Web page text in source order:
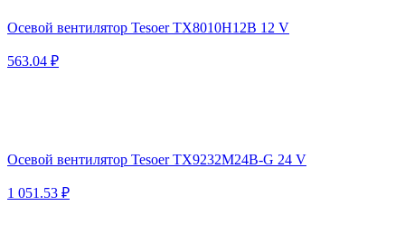
Осевой вентилятор Tesoer TX8010H12B 12 V
563.04 ₽
Осевой вентилятор Tesoer TX9232M24B-G 24 V
1 051.53 ₽